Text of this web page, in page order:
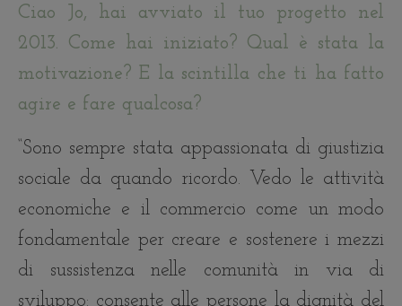
Ciao Jo, hai avviato il tuo progetto nel
2013. Come hai iniziato? Qual è stata la
motivazione? E la scintilla che ti ha fatto
agire e fare qualcosa?
“Sono sempre stata appassionata di giustizia
sociale da quando ricordo. Vedo le attività
economiche e il commercio come un modo
fondamentale per creare e sostenere i mezzi
di sussistenza nelle comunità in via di
sviluppo: consente alle persone la dignità del